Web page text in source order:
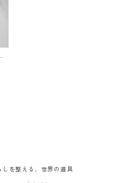
を整える、世界の道具